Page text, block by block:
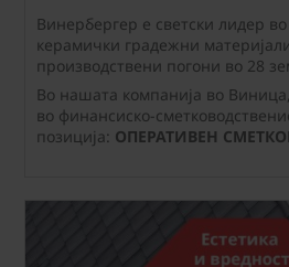
Винербергер е светски лидер
керамички градежни
производствени погони во 28
Во нашата компанија во
во финансиско-
позиција: ОПЕРАТИВЕН